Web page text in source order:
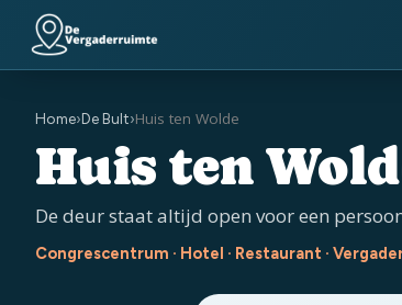
Home›De Bult›Huis ten Wolde
Huis ten
De deur staat altijd open voor een
Congrescentrum · Hotel · Restaurant ·